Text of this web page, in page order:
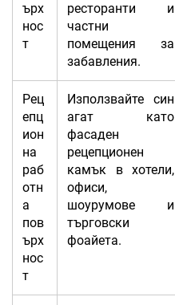
ърх
нос
т
ресторанти и
частни
помещения за
забавления.
Рец
епц
ион
на
раб
отн
а
пов
ърх
нос
т
Използвайте син
агат като
фасаден
рецепционен
камък в хотели,
офиси,
шоурумове и
търговски
фоайета.